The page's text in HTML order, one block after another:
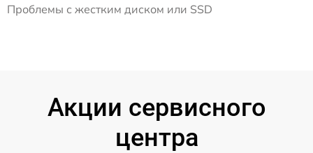
Проблемы с жестким диском или SSD
Акции сервисного
центра